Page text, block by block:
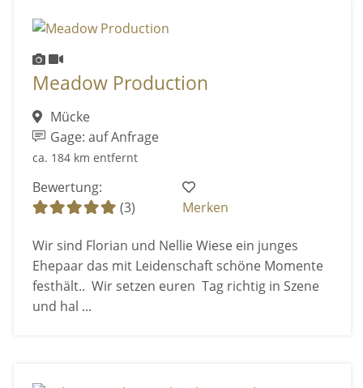
Meadow Production
Mücke
Gage: auf Anfrage
ca. 184 km entfernt
Bewertung:
(3)
Merken
Wir sind Florian und Nellie Wiese ein junges
Ehepaar das mit Leidenschaft schöne Momente
festhält.. Wir setzen euren Tag richtig in Szene
und hal ...